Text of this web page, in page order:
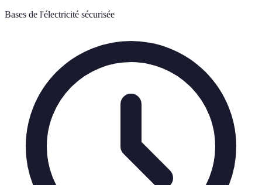
Bases de l'électricité sécurisée